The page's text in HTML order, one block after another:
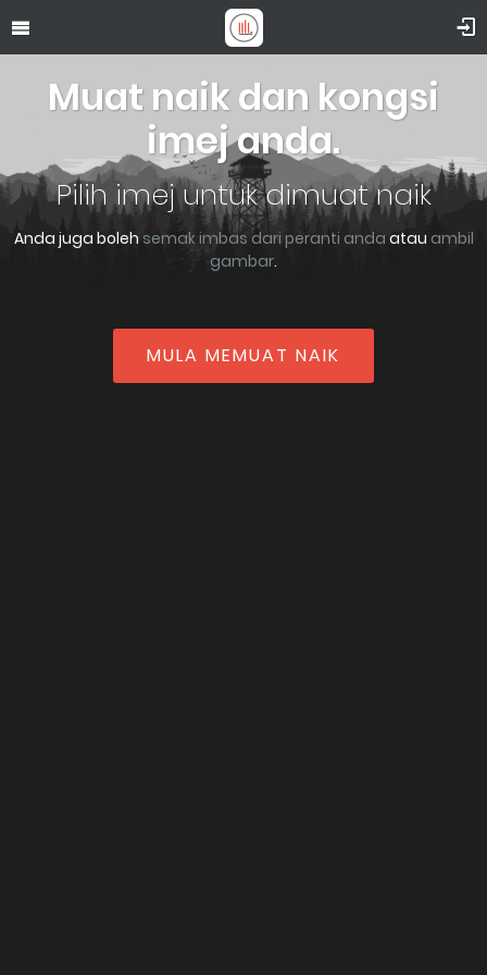
Muat naik dan kongsi
imej anda.
Pilih imej untuk dimuat naik
Anda juga boleh semak imbas dari peranti anda atau ambil
gambar.
MULA MEMUAT NAIK